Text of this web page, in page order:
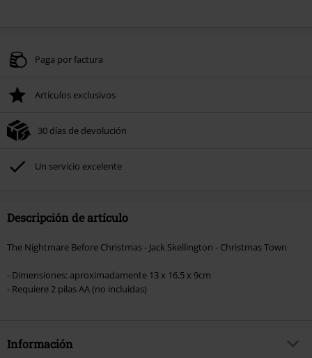
Paga por factura
Artículos exclusivos
30 días de devolución
Un servicio excelente
Descripción de artículo
The Nightmare Before Christmas - Jack Skellington - Christmas Town
- Dimensiones: aproximadamente 13 x 16.5 x 9cm
- Requiere 2 pilas AA (no incluidas)
Información